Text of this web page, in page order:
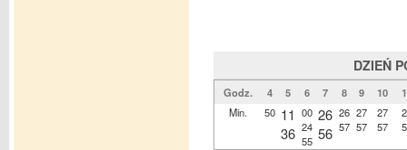
DZIEŃ
Godz. 4 5 6 7 8 9 10
Min.
50 11
36
00
24
55
26
56
26
57
27
57
27
57